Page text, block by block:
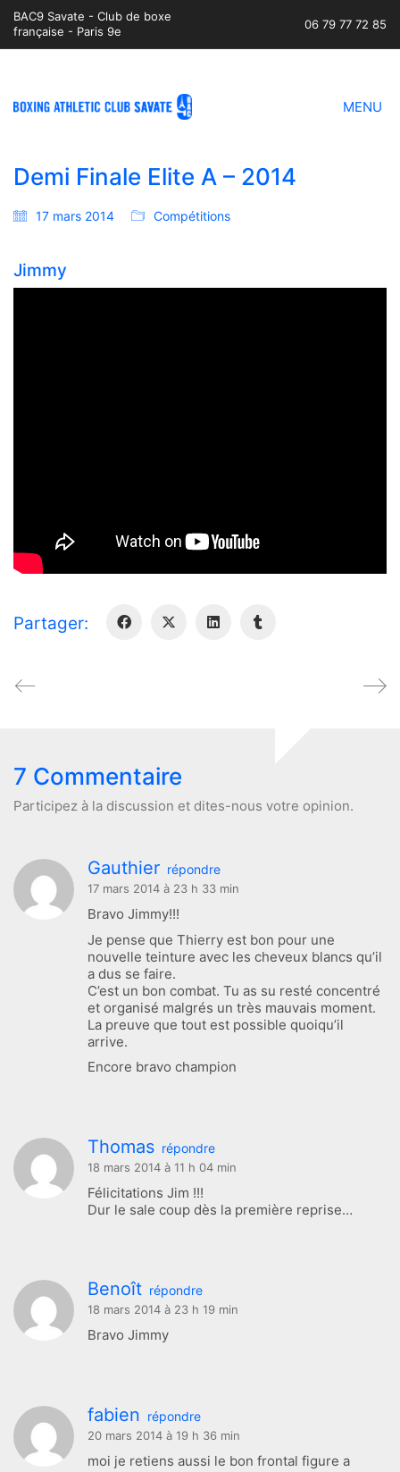
BAC9 Savate - Club de boxe
française - Paris 9e
06 79 77 72 85
MENU
Demi Finale Elite A – 2014
17 mars 2014 Compétitions
Jimmy
Partager:
7 Commentaire
Participez à la discussion et dites-nous votre opinion.
Gauthier répondre
17 mars 2014 à 23 h 33 min
Bravo Jimmy!!!
Je pense que Thierry est bon pour une
nouvelle teinture avec les cheveux blancs qu’il
a dus se faire.
C’est un bon combat. Tu as su resté concentré
et organisé malgrés un très mauvais moment.
La preuve que tout est possible quoiqu’il
arrive.
Encore bravo champion
Thomas répondre
18 mars 2014 à 11 h 04 min
Félicitations Jim !!!
Dur le sale coup dès la première reprise…
Benoît répondre
18 mars 2014 à 23 h 19 min
Bravo Jimmy
fabien répondre
20 mars 2014 à 19 h 36 min
moi je retiens aussi le bon frontal figure a